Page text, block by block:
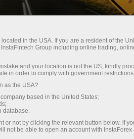
сиз ҳақиқатан
гача кредит
энг яхши
бири,
ва
савдо қилиш
учун
in the USA. If you are a resident of the
Group including online trading,
and your location is not the US, kindly
in order to comply with government
as the USA?
based in the United States;
database.
or not by clicking the relevant button below. If
not be able to open an account with InstaForex